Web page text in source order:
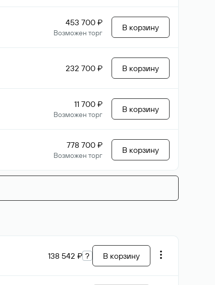
453 700 ₽
Возможен торг
В корзину
232 700 ₽ В корзину
11 700 ₽
Возможен торг
В корзину
778 700 ₽
Возможен торг
В корзину
138 542 ₽ ? В корзину